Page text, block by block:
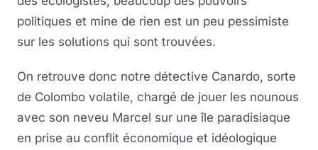
politiques et mine de rien est un peu pessimiste
sur les solutions qui sont trouvées.
On retrouve donc notre détective Canardo, sorte
de Colombo volatile, chargé de jouer les nounous
avec son neveu Marcel sur une île paradisiaque
en prise au conflit économique et idéologique